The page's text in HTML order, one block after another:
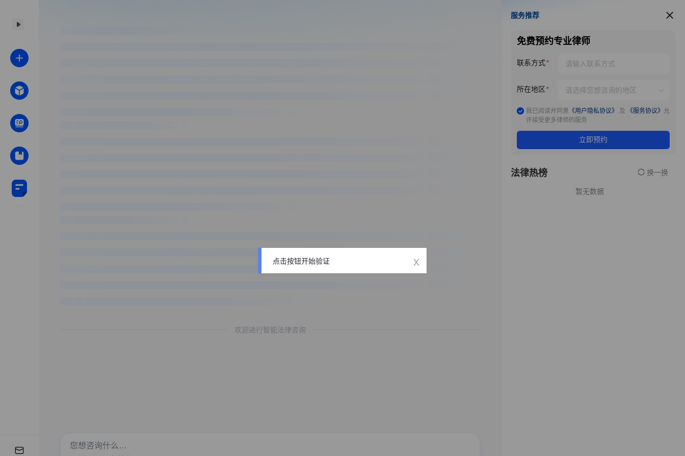
欢迎进行智能法律咨询
服务推荐
服务推荐
免费预约专业律师
联系方式
所在地区
我已阅读并同意 《用户隐私协议》 及 《服务协议》 允
许接受更多律师的服务
立即预约
法律热榜 换一换
暂无数据
点击按钮开始验证 x